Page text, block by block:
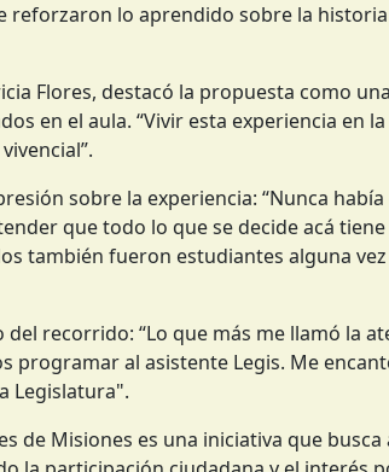
lo aprendido sobre la
Flores, destacó la propuesta como
en el aula. “Vivir esta experiencia en
sobre la experiencia: “Nunca
que todo lo que se decide acá
también fueron estudiantes alguna
recorrido: “Lo que más me llamó la
programar al asistente Legis. Me
Legislatura".
de Misiones es una iniciativa que busca